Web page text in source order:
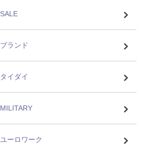
SALE
ブランド
タイダイ
MILITARY
ユーロワーク